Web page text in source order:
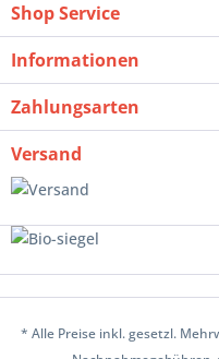
Shop Service
Informationen
Zahlungsarten
Versand
* Alle Preise inkl. gesetzl.